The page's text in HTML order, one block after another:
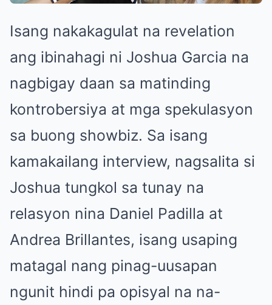
Isang nakakagulat na revelation
ang ibinahagi ni Joshua Garcia na
nagbigay daan sa matinding
kontrobersiya at mga spekulasyon
sa buong showbiz. Sa isang
kamakailang interview, nagsalita si
Joshua tungkol sa tunay na
relasyon nina Daniel Padilla at
Andrea Brillantes, isang usaping
matagal nang pinag-uusapan
ngunit hindi pa opisyal na na-